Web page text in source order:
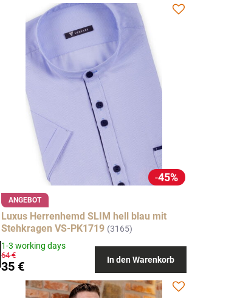
45%
ANGEBOT
Luxus Herrenhemd SLIM hell blau mit
Stehkragen VS-PK1719 (3165)
1-3 working days
35 €
64 € In den Warenkorb